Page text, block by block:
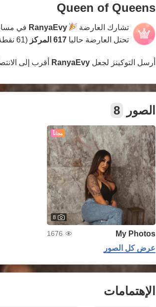
Queen of Queens
تشارك العارضة RanyaEvy في
تحتل العارضة حاليا 617 المركز (61 نقطة).
أرسل التوكينز لجعل RanyaEvy أقرب إلى
الصور 8
مجاناً
8
My Photos
1676
عرض كل الصور
الإهتمامات